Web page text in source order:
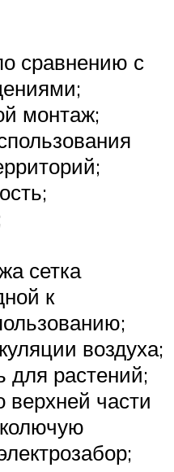
сравнению с
монтаж;
сетка
к
воздуха;
для растений;
части